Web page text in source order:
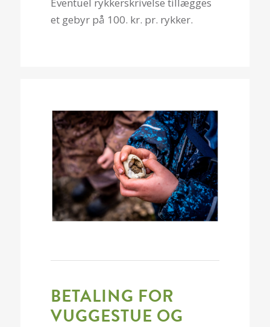
et gebyr på 100. kr. pr. rykker.
BETALING FOR
VUGGESTUE OG